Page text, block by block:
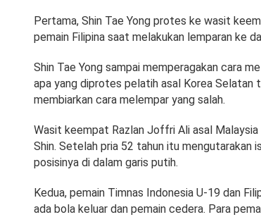
Pertama, Shin Tae Yong protes ke wasit
pemain Filipina saat melakukan lemparan ke
Shin Tae Yong sampai memperagakan cara
apa yang diprotes pelatih asal Korea
membiarkan cara melempar yang salah.
Wasit keempat Razlan Joffri Ali asal
Shin. Setelah pria 52 tahun itu mengutarakan
posisinya di dalam garis putih.
Kedua, pemain Timnas Indonesia U-19 dan
ada bola keluar dan pemain cedera. Para